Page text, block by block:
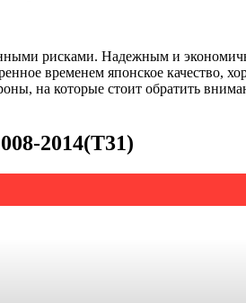
рисками. Надежным и
временем японское качество,
на которые стоит обратить
2014(T31)